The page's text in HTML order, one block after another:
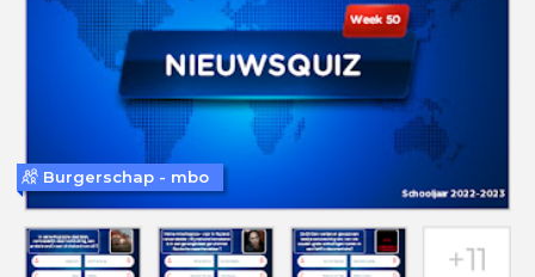
Burgerschap - mbo